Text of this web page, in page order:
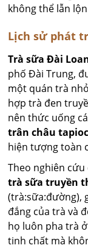
không thể lẫn
Lịch sử phát
Trà sữa Đài
phố Đài Trung,
một quán trà
hợp trà đen
nên thức uống
trân châu
hiện tượng toàn
Theo nghiên
trà sữa truyền
(trà:sữa:đường),
đắng của trà và
họ luôn pha trà
tinh chất mà